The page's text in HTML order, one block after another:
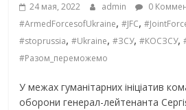
24 мая, 2022 admin
0
#ArmedForcesofUkraine,#JFC,
#stoprussia,#Ukraine,#ЗСУ,#КОСЗСУ,
#Разом_переможемо
У межах гуманітарних ініціатив
оборони генерал-лейтенанта